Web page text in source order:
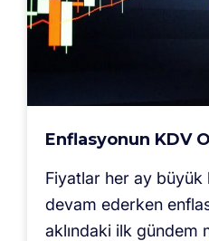
Enflasyonun KDV
Fiyatlar her ay büyük
devam ederken
aklındaki ilk gündem